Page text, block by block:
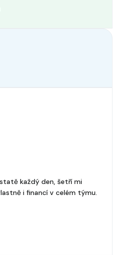
každý den, šetří mi
i financí v celém týmu.